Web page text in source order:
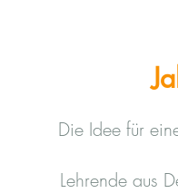
Die Idee für
Lehrende aus